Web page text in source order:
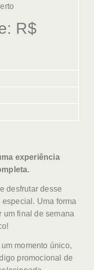
R$
experiência
desfrutar desse
Uma forma
um final de semana
momento único,
promocional de